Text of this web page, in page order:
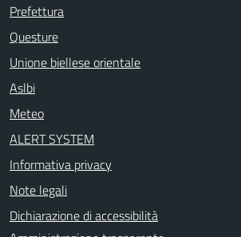
Prefettura
Questure
Unione biellese orientale
Aslbi
Meteo
ALERT SYSTEM
Informativa privacy
Note legali
Dichiarazione di accessibilità